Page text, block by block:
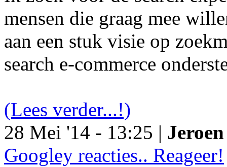
mensen die graag mee
aan een stuk visie op
search e-commerce
(Lees verder...!)
28 Mei '14 - 13:25 |
Googley reacties.. Reageer!